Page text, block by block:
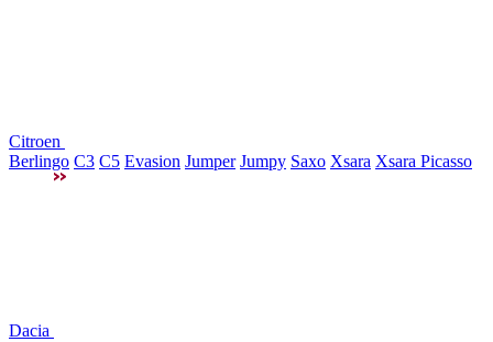
Citroen
Berlingo C3 C5 Evasion Jumper Jumpy Saxo Xsara Xsara Picasso
Dacia